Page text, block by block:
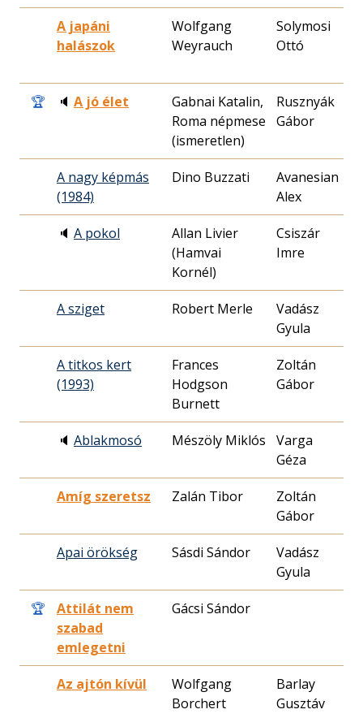
A japáni
halászok
Wolfgang
Weyrauch
Solymosi
Ottó
🏆 🔈 A jó élet
Gabnai Katalin,
Roma népmese
(ismeretlen)
Rusznyák
Gábor
A nagy képmás
(1984)
Dino Buzzati
Avanesian
Alex
🔈 A pokol
Allan Livier
(Hamvai
Kornél)
Csiszár
Imre
A sziget Robert Merle
Vadász
Gyula
A titkos kert
(1993)
Frances
Hodgson
Burnett
Zoltán
Gábor
🔈 Ablakmosó Mészöly Miklós
Varga
Géza
Amíg szeretsz Zalán Tibor
Zoltán
Gábor
Apai örökség Sásdi Sándor
Vadász
Gyula
🏆
Attilát nem
szabad
emlegetni
Gácsi Sándor
Az ajtón kívül
Wolfgang
Borchert
Barlay
Gusztáv